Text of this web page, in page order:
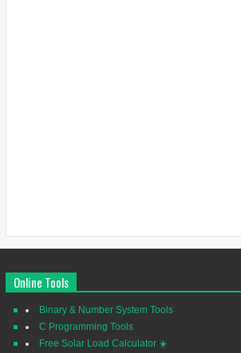
Online Tools
Binary & Number System Tools
C Programming Tools
Free Solar Load Calculator ☀️